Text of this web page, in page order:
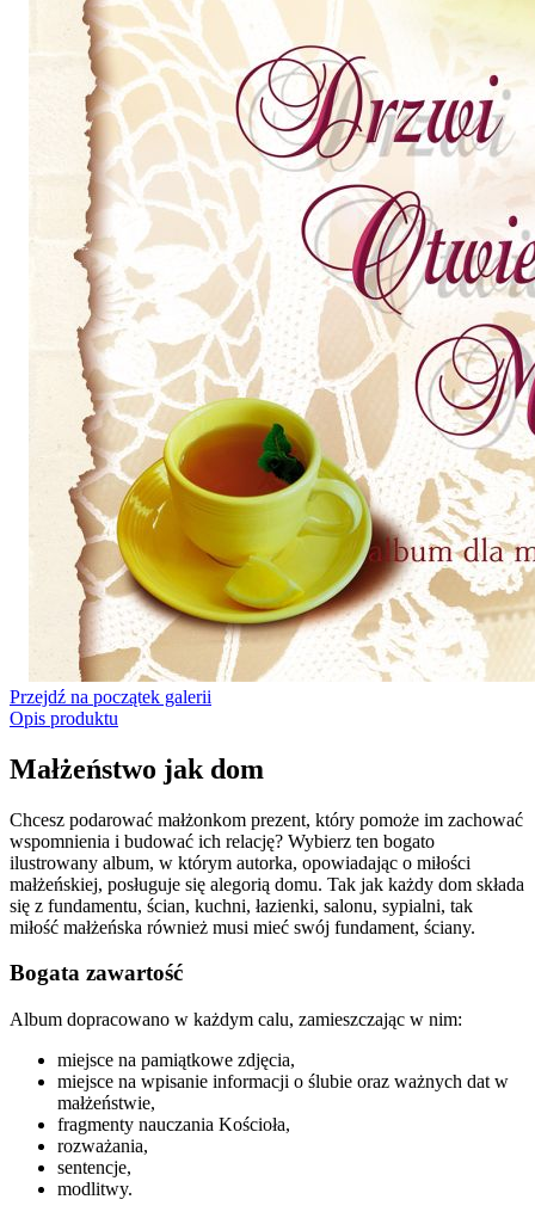
Przejdź na początek galerii
Opis produktu
Małżeństwo jak dom
Chcesz podarować małżonkom prezent, który pomoże im zachować
wspomnienia i budować ich relację? Wybierz ten bogato
ilustrowany album, w którym autorka, opowiadając o miłości
małżeńskiej, posługuje się alegorią domu. Tak jak każdy dom składa
się z fundamentu, ścian, kuchni, łazienki, salonu, sypialni, tak
miłość małżeńska również musi mieć swój fundament, ściany.
Bogata zawartość
Album dopracowano w każdym calu, zamieszczając w nim:
miejsce na pamiątkowe zdjęcia,
miejsce na wpisanie informacji o ślubie oraz ważnych dat w
małżeństwie,
fragmenty nauczania Kościoła,
rozważania,
sentencje,
modlitwy.